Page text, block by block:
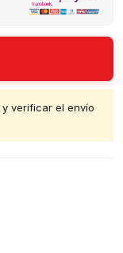
verificar el envío